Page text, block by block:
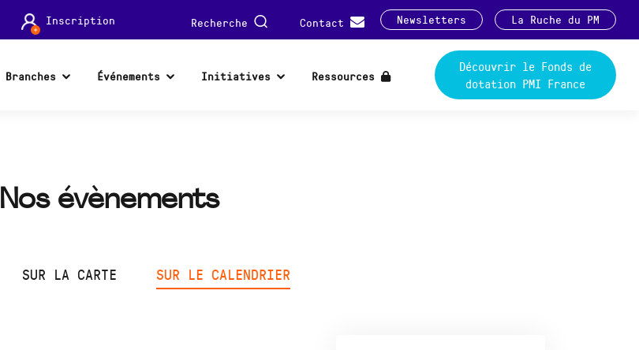
Inscription Recherche Contact Newsletters La Ruche du PM
Branches Événements Initiatives Ressources
Découvrir le Fonds de
dotation PMI France
Nos évènements
SUR LA CARTE SUR LE CALENDRIER